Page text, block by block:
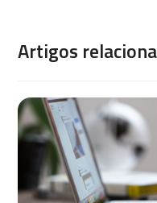
Artigos